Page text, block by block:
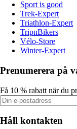
Sport is good
Trek-Expert
Triathlon-Expert
TripnBikers
Vélo-Store
Winter-Expert
Prenumerera på
Få 10 % rabatt när du
Håll kontakten